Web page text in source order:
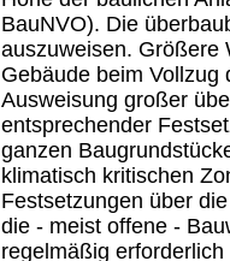
BauNVO). Die
auszuweisen. Größere
Gebäude beim Vollzug
Ausweisung großer
entsprechender
ganzen
klimatisch kritischen
Festsetzungen über
die - meist offene -
regelmäßig